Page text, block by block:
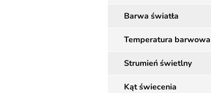
Barwa światła
Temperatura barwowa
Strumień świetlny
Kąt świecenia